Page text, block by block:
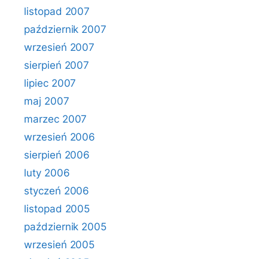
listopad 2007
październik 2007
wrzesień 2007
sierpień 2007
lipiec 2007
maj 2007
marzec 2007
wrzesień 2006
sierpień 2006
luty 2006
styczeń 2006
listopad 2005
październik 2005
wrzesień 2005